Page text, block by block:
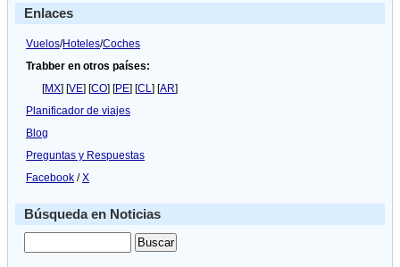
Enlaces
Vuelos/Hoteles/Coches
Trabber en otros países:
[MX] [VE] [CO] [PE] [CL] [AR]
Planificador de viajes
Blog
Preguntas y Respuestas
Facebook /X
Búsqueda en Noticias